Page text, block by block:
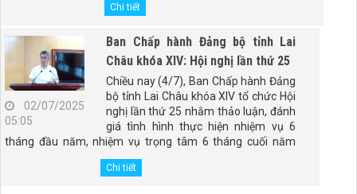
Chính phủ trân trọng giới thiệu bài viết "Báo chí cách mạng
phong, vũ khí sắc bén trong công tác tư tưởng - văn hóa
của Đảng" của PGS.TS. Đào Duy Quát, nguyên Phó trưởng
Ban Thường trực Ban Tư tưởng - Văn hóa Trung ương
(nay là Ban Tuyên giáo và Dân vận Trung ương).
Chi tiết
02/07/2025
05:05
Ban Chấp hành Đảng bộ tỉnh Lai
Châu khóa XIV: Hội nghị lần thứ 25
Chiều nay (4/7), Ban Chấp hành Đảng
bộ tỉnh Lai Châu khóa XIV tổ chức Hội
nghị lần thứ 25 nhằm thảo luận, đánh
giá tình hình thực hiện nhiệm vụ 6
tháng đầu năm, nhiệm vụ trọng tâm 6 tháng cuối năm
ngày 28/4/2021 của Ban Chấp hành Đảng bộ tỉnh. Đồng
Chi tiết